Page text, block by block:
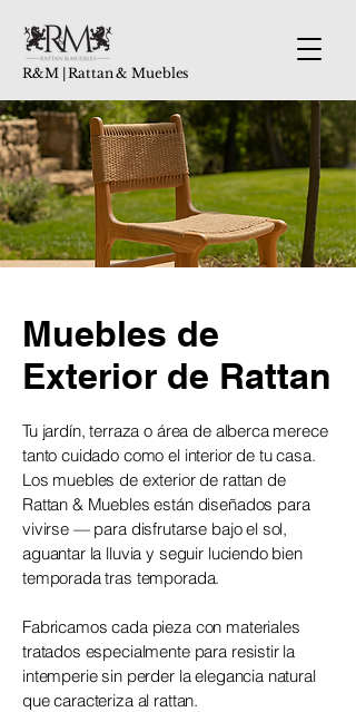
R&M | Rattan & Muebles
Muebles de
Exterior de Rattan
Tu jardín, terraza o área de alberca merece
tanto cuidado como el interior de tu casa.
Los muebles de exterior de rattan de
Rattan & Muebles están diseñados para
vivirse — para disfrutarse bajo el sol,
aguantar la lluvia y seguir luciendo bien
temporada tras temporada.
Fabricamos cada pieza con materiales
tratados especialmente para resistir la
intemperie sin perder la elegancia natural
que caracteriza al rattan.